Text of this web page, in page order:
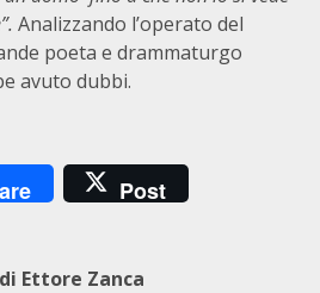
Analizzando l’operato del
poeta e drammaturgo
avuto dubbi.
Post
Ettore Zanca